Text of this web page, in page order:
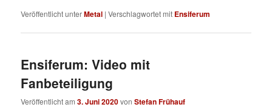
Veröffentlicht unterMetal |Verschlagwortet mit Ensiferum
Ensiferum: Video mit
Fanbeteiligung
Veröffentlicht am3. Juni 2020vonStefan Frühauf